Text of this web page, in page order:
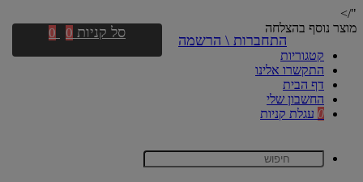
"/>
מוצר נוסף בהצלחה
קטגוריות
התקשרו אלינו
דף הבית
החשבון שלי
0 עגלת קניות
התחברות \ הרשמה סל קניות 0
0